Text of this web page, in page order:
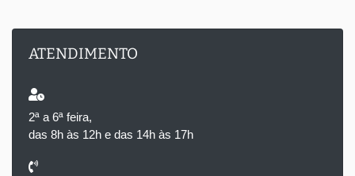
ATENDIMENTO
2ª a 6ª feira,
das 8h às 12h e das 14h às 17h